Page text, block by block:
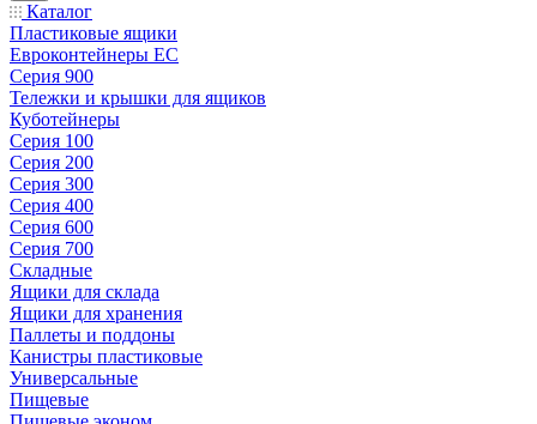
Каталог
Пластиковые ящики
Евроконтейнеры ЕС
Серия 900
Тележки и крышки для ящиков
Куботейнеры
Серия 100
Серия 200
Серия 300
Серия 400
Серия 600
Серия 700
Складные
Ящики для склада
Ящики для хранения
Паллеты и поддоны
Канистры пластиковые
Универсальные
Пищевые